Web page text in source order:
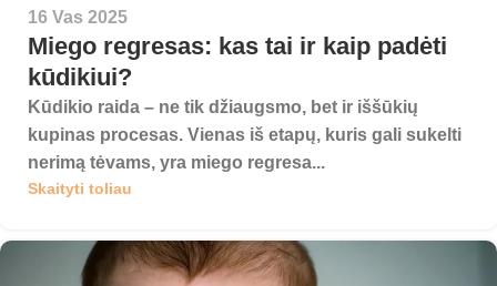
16 Vas 2025
Miego regresas: kas tai ir kaip padėti
kūdikiui?
Kūdikio raida – ne tik džiaugsmo, bet ir iššūkių
kupinas procesas. Vienas iš etapų, kuris gali sukelti
nerimą tėvams, yra miego regresa...
Skaityti toliau